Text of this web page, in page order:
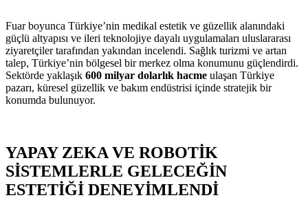
Fuar boyunca Türkiye’nin medikal estetik ve güzellik alanındaki
güçlü altyapısı ve ileri teknolojiye dayalı uygulamaları uluslararası
ziyaretçiler tarafından yakından incelendi. Sağlık turizmi ve artan
talep, Türkiye’nin bölgesel bir merkez olma konumunu güçlendirdi.
Sektörde yaklaşık 600 milyar dolarlık hacme ulaşan Türkiye
pazarı, küresel güzellik ve bakım endüstrisi içinde stratejik bir
konumda bulunuyor.
YAPAY ZEKA VE ROBOTİK
SİSTEMLERLE GELECEĞİN
ESTETİĞİ DENEYİMLENDİ